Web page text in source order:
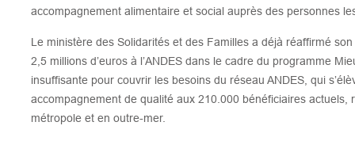
accompagnement alimentaire et social auprès des personnes
Le ministère des Solidarités et des Familles a déjà réaffirmé
2,5 millions d’euros à l’ANDES dans le cadre du programme
insuffisante pour couvrir les besoins du réseau ANDES, qui
accompagnement de qualité aux 210.000 bénéficiaires actuels,
métropole et en outre-mer.